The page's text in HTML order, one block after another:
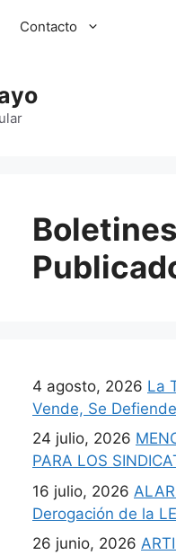
Contacto
Boletines
4 agosto, 2026 La
Vende, Se Defiende
24 julio, 2026
PARA LOS
16 julio, 2026
Derogación de la
26 junio, 2026